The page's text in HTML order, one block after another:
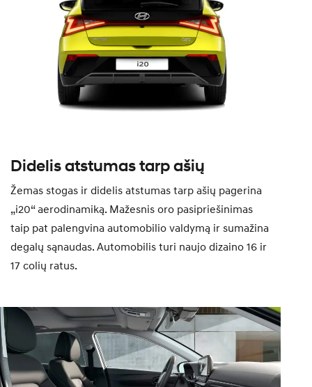
Didelis atstumas tarp ašių
Žemas stogas ir didelis atstumas tarp ašių pagerina
„i20“ aerodinamiką. Mažesnis oro pasipriešinimas
taip pat palengvina automobilio valdymą ir sumažina
degalų sąnaudas. Automobilis turi naujo dizaino 16 ir
17 colių ratus.